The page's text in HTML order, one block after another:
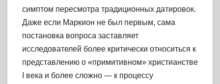
симптом пересмотра традиционных датировок.
Даже если Маркион не был первым, сама
постановка вопроса заставляет
исследователей более критически относиться к
представлению о «примитивном» христианстве
I века и более сложно — к процессу